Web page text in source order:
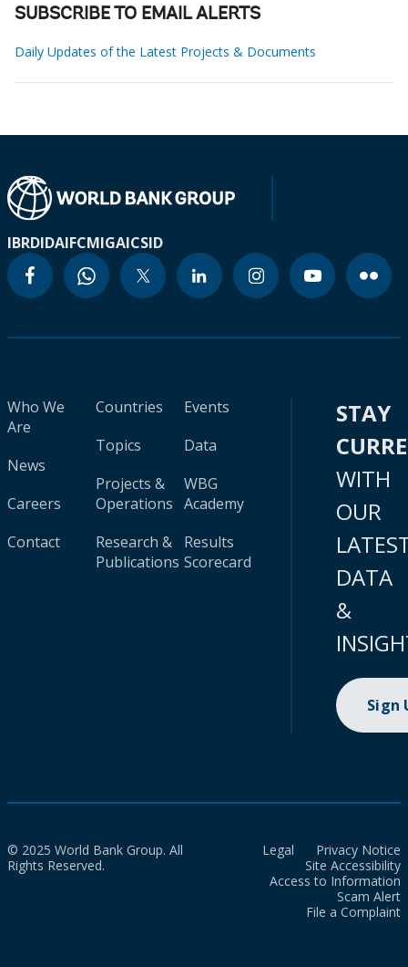
SUBSCRIBE TO EMAIL ALERTS
Daily Updates of the Latest Projects & Documents
IBRDIDAIFCMIGAICSID
Who We
Are
News
Careers
Contact
Countries
Topics
Projects &
Operations
Research &
Publications
Events
Data
WBG
Academy
Results
Scorecard
STAY
WITH
OUR
DATA
&
Sign
© 2025 World Bank Group. All
Rights Reserved.
Legal
Privacy Notice
Site Accessibility
Access to Information
Scam Alert
File a Complaint